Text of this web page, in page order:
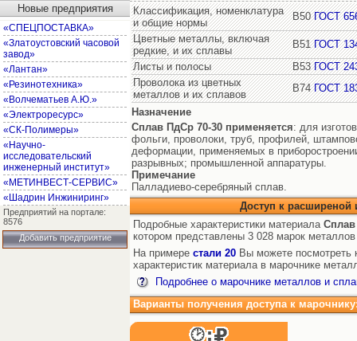
Новые предприятия
«СПЕЦПОСТАВКА»
«Златоустовский часовой
завод»
«Лантан»
«Резинотехника»
«Волчематьев А.Ю.»
«Электроресурс»
«СК-Полимеры»
«Научно-
исследовательский
инженерный институт»
«МЕТИНВЕСТ-СЕРВИС»
«Шадрин Инжиниринг»
Предприятий на портале:
8576
Добавить предприятие
Классификация, номенклатура
и общие нормы
В50 ГОСТ
Цветные металлы, включая
редкие, и их сплавы
В51 ГОСТ
Листы и полосы
В53 ГОСТ
Проволока из цветных
металлов и их сплавов
В74 ГОСТ
Назначение
Сплав ПдСр 70-30 применяется: для
фольги, проволоки, труб, профилей,
деформации, применяемых в
разрывных; промышленной аппаратуры.
Примечание
Палладиево-серебряный сплав.
Доступ к
Подробные характеристики материала
котором представлены 3 028 марок
На примере стали 20 Вы можете посмотреть
характеристик материала в марочнике
Подробнее о марочнике металлов и
Варианты получения доступа к